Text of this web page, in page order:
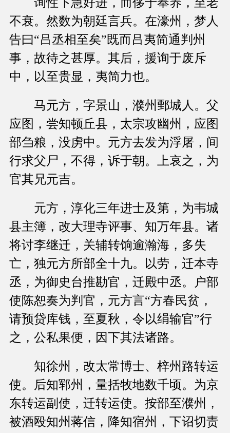
不衰。然数为朝廷言兵。在濠州，梦人
告曰“吕丞相至矣”既而吕夷简通判州
事，故待之甚厚。其后，援询于废斥
中，以至贵显，夷简力也。
马元方，字景山，濮州鄄城人。父
应图，尝知顿丘县，太宗攻幽州，应图
部刍粮，没虏中。元方去发为浮屠，间
行求父尸，不得，诉于朝。上哀之，为
官其兄元吉。
元方，淳化三年进士及第，为韦城
县主簿，改大理寺评事、知万年县。诸
将讨李继迁，关辅转饷逾瀚海，多失
亡，独元方所部全十九。以劳，迁本寺
丞，为御史台推勘官，迁殿中丞。户部
使陈恕奏为判官，元方言“方春民贫，
请预贷库钱，至夏秋，令以绢输官”行
之，公私果便，因下其法诸路。
知徐州，改太常博士、梓州路转运
使。后知郓州，量括牧地数千顷。为京
东转运副使，迁转运使。按部至濮州，
被酒殴知州蒋信，降知宿州，下诏切责